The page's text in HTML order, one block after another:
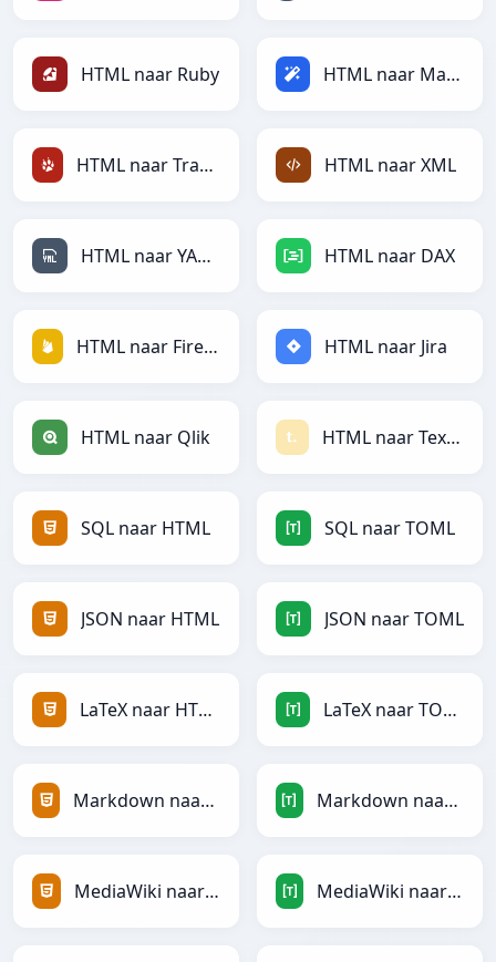
HTML naar Ruby HTML naar Magic
HTML naar TracWiki HTML naar XML
HTML naar YAML HTML naar DAX
HTML naar Firebase HTML naar Jira
HTML naar Qlik HTML naar Textile
SQL naar HTML SQL naar TOML
JSON naar HTML JSON naar TOML
LaTeX naar HTML LaTeX naar TOML
Markdown naar HTML Markdown naar TOML
MediaWiki naar HTML MediaWiki naar TOML